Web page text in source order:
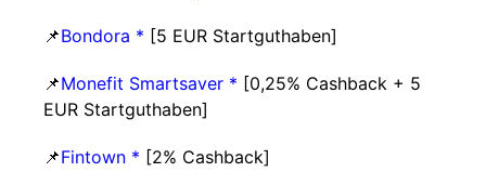
📌Bondora * [5 EUR Startguthaben]
📌Monefit Smartsaver * [0,25% Cashback + 5
EUR Startguthaben]
📌Fintown * [2% Cashback]